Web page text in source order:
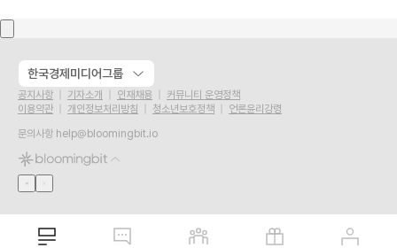
한국경제미디어그룹
공지사항 기자소개 인재채용
커뮤니티 운영정책
이용약관
개인정보처리방침 청소년보호정책
언론윤리강령
문의사항 help@bloomingbit.io